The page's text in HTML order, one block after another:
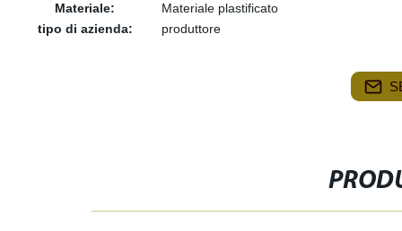
Materiale:
Materiale plastificato
tipo di azienda:
produttore